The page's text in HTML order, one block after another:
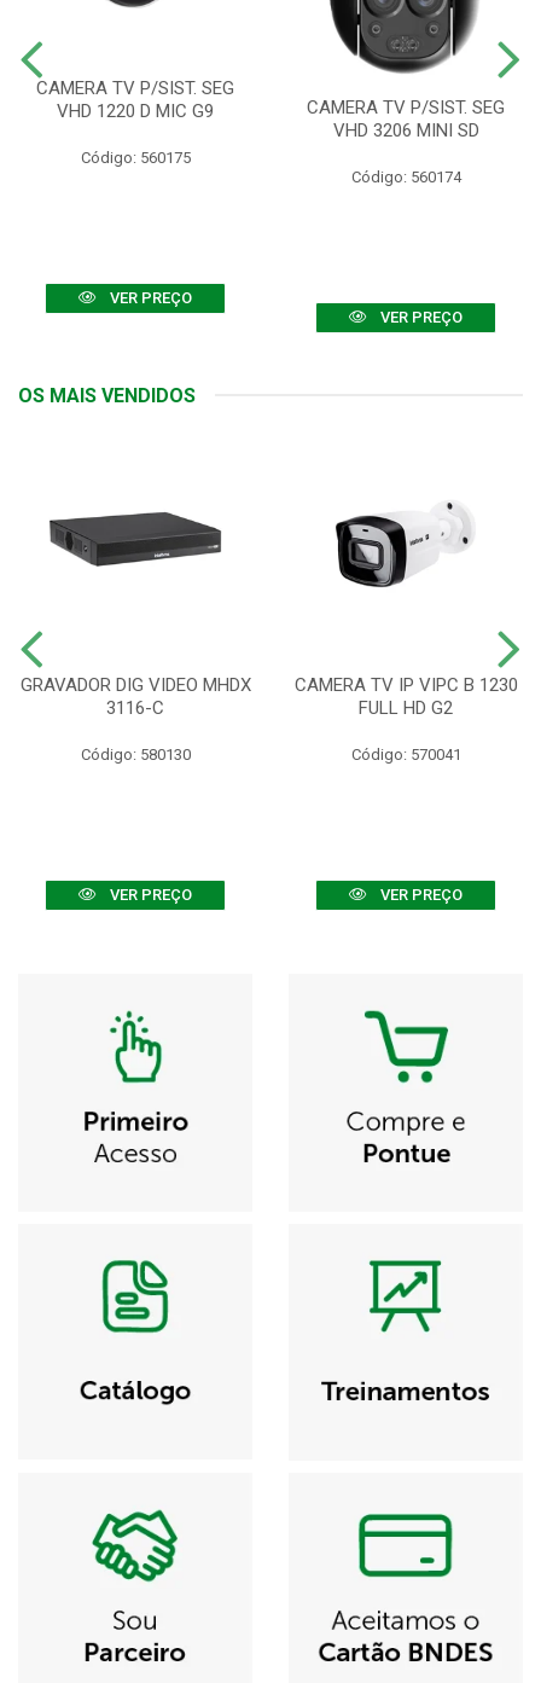
CAMERA TV P/SIST. SEG
VHD 1220 D MIC G9
Código: 560175
VER PREÇO
CAMERA TV P/SIST. SEG
VHD 3206 MINI SD
Código: 560174
VER PREÇO
OS MAIS VENDIDOS
GRAVADOR DIG VIDEO MHDX
3116-C
Código: 580130
VER PREÇO
CAMERA TV IP VIPC B 1230
FULL HD G2
Código: 570041
VER PREÇO